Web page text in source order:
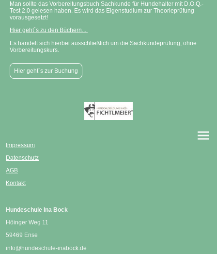
Man sollte das Vorbereitungsbuch Sachkunde für Hundehalter mit D.O.Q.-
Test 2.0 gelesen haben. Es wird das Eigenstudium zur Theorieprüfung
vorausgesetzt!
Hier geht´s zu den Büchern...
Es handelt sich hierbei ausschließlich um die Sachkundeprüfung, ohne
Vorbereitungskurs.
Hier geht´s zur Buchung
Impressum
Datenschutz
AGB
Kontakt
Hundeschule Ina Bock
Höinger Weg 11
59469 Ense
info@hundeschule-inabock.de